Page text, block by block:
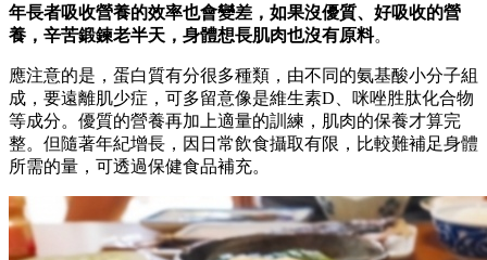
年長者吸收營養的效率也會變差，如果沒優質、好吸收的營
養，辛苦鍛鍊老半天，身體想長肌肉也沒有原料。
應注意的是，蛋白質有分很多種類，由不同的氨基酸小分子組
成，要遠離肌少症，可多留意像是維生素D、咪唑胜肽化合物
等成分。優質的營養再加上適量的訓練，肌肉的保養才算完
整。但隨著年紀增長，因日常飲食攝取有限，比較難補足身體
所需的量，可透過保健食品補充。